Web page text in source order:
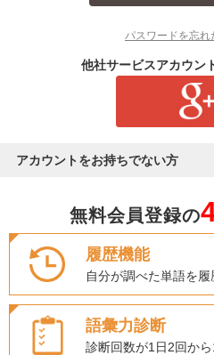
パスワードを忘れ
他社サービスアカウン
アカウントをお持ちでない方
無料会員登録の
履歴機能
自分が調べた単語を履
語彙力診断
診断回数が1日2回か